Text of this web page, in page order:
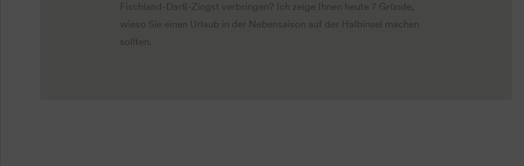
Fischland-Darß-Zingst verbringen? Ich zeige Ihnen heute 7 Gründe,
wieso Sie einen Urlaub in der Nebensaison auf der Halbinsel machen
sollten.